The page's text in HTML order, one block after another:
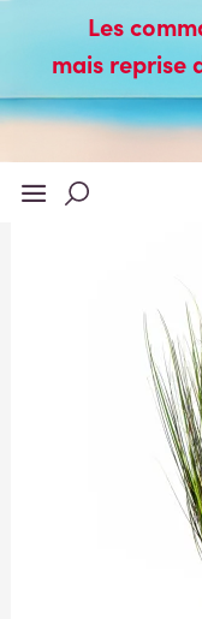
Les
mais reprise